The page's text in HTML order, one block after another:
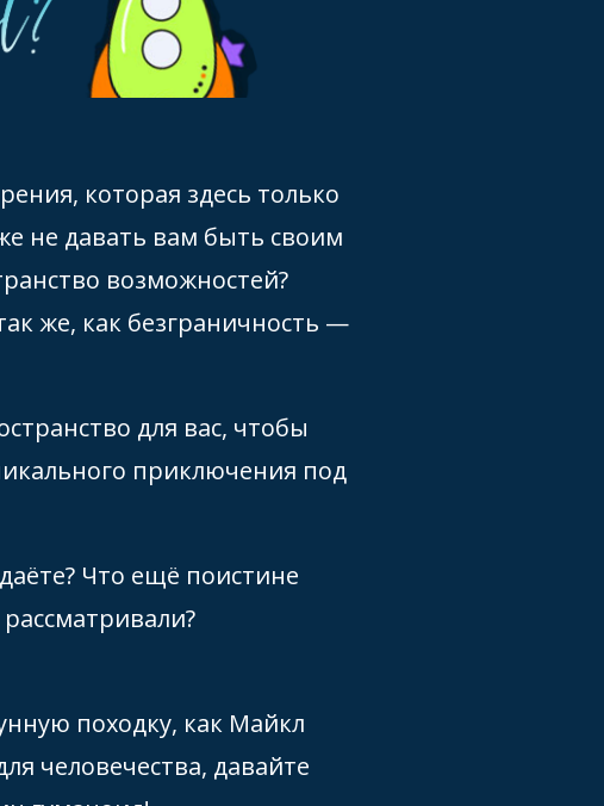
которая здесь только
не давать вам быть своим
возможностей?
же, как безграничность —
для вас, чтобы
приключения под
Что ещё поистине
походку, как Майкл
человечества, давайте